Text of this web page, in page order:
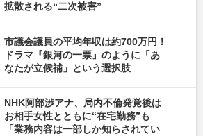
拡散される“二次被害”
市議会議員の平均年収は約700万円！
ドラマ『銀河の一票』のように「あ
なたが立候補」という選択肢
NHK阿部渉アナ、局内不倫発覚後は
お相手女性とともに“在宅勤務”も
「業務内容は一部しか知らされてい